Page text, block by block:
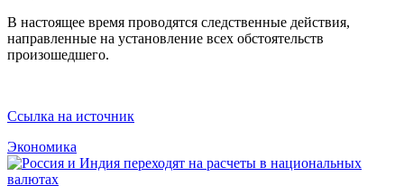
В настоящее время проводятся следственные действия,
направленные на установление всех обстоятельств
произошедшего.
Ссылка на источник
Экономика